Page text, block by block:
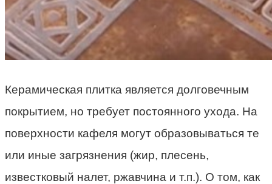
Керамическая плитка является долговечным
покрытием, но требует постоянного ухода. На
поверхности кафеля могут образовываться те
или иные загрязнения (жир, плесень,
известковый налет, ржавчина и т.п.). О том, как